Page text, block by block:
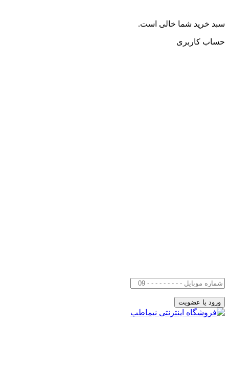
سبد خرید شما خالی است.
حساب کاربری